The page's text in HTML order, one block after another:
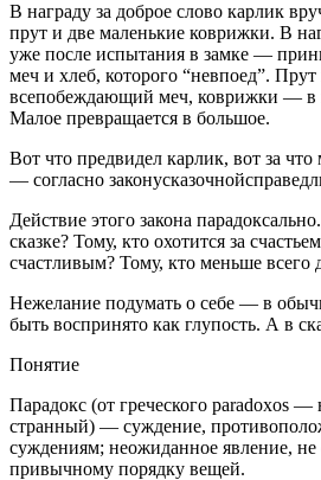
В награду за доброе слово карлик
прут и две маленькие коврижки. В
уже после испытания в замке —
меч и хлеб, которого “невпоед”. Прут
всепобеждающий меч, коврижки — в
Малое превращается в большое.
Вот что предвидел карлик, вот за
— согласно
Действие этого закона
сказке? Тому, кто охотится за
счастливым? Тому, кто меньше всего
Нежелание подумать о себе — в
быть воспринято как глупость. А в
Понятие
Парадокс (от греческого paradoxos
странный) — суждение,
суждениям; неожиданное явление, не
привычному порядку вещей.